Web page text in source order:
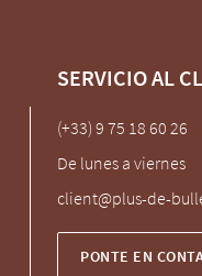
SERVICIO AL
(+33) 9 75 18 60 26
De lunes a viernes
client@plus-de-
PONTE EN